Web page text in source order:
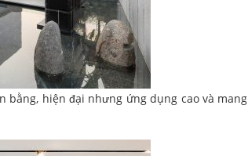
hiện đại nhưng ứng dụng cao và mang